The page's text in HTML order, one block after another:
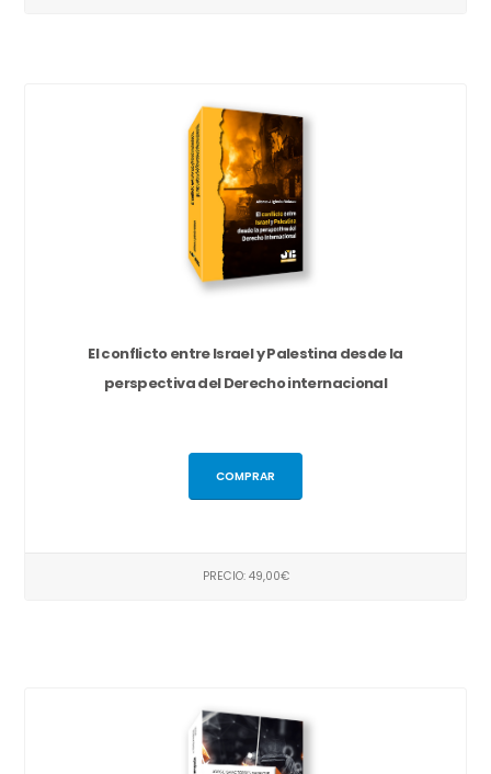
El conflicto entre Israel y Palestina desde la
perspectiva del Derecho internacional
COMPRAR
PRECIO: 49,00€